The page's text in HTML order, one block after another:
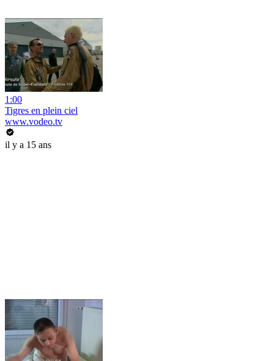
1:00
Tigres en plein ciel
www.vodeo.tv
il y a 15 ans